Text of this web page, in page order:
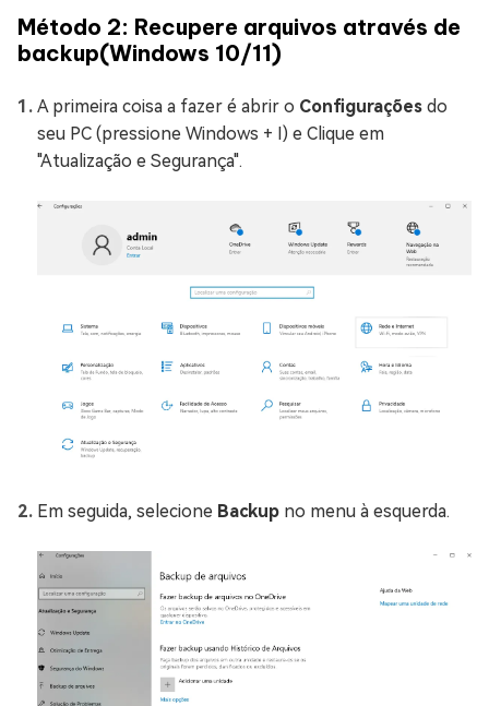
Método 2: Recupere arquivos através de
backup(Windows 10/11)
A primeira coisa a fazer é abrir o Configurações do
seu PC (pressione Windows + I) e Clique em
"Atualização e Segurança".
Em seguida, selecione Backup no menu à esquerda.